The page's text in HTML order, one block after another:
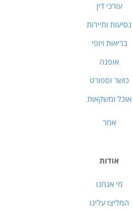
עורכי דין
נסיעות ותיירות
בריאות ויופי
אופנה
כושר וספורט
אוכל ומשקאות
אחר
אודות
מי אנחנו
המליצו עלינו